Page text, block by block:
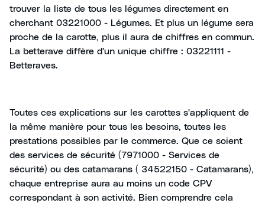
trouver la liste de tous les légumes directement en
cherchant 03221000 - Légumes. Et plus un légume sera
proche de la carotte, plus il aura de chiffres en commun.
La betterave diffère d'un unique chiffre : 03221111 -
Betteraves.
Toutes ces explications sur les carottes s'appliquent de
la même manière pour tous les besoins, toutes les
prestations possibles par le commerce. Que ce soient
des services de sécurité (7971000 - Services de
sécurité) ou des catamarans ( 34522150 - Catamarans),
chaque entreprise aura au moins un code CPV
correspondant à son activité. Bien comprendre cela